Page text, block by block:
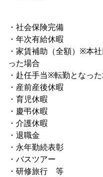
・社会保険完備
・年次有給休暇
・家賃補助（全額）※本
った場合
・赴任手当※転勤となっ
・産前産後休暇
・育児休暇
・慶弔休暇
・介護休暇
・退職金
・永年勤続表彰
・バスツアー
・研修旅行 等